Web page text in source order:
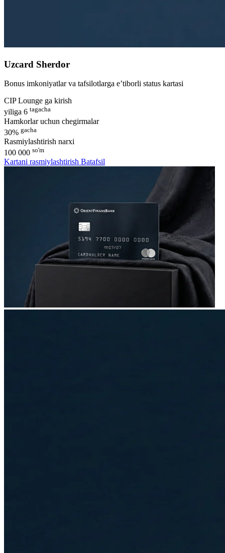
Uzcard Sherdor
Bonus imkoniyatlar va tafsilotlarga e’tiborli status kartasi
CIP Lounge ga kirish
yiliga 6 tagacha
Hamkorlar uchun chegirmalar
30% gacha
Rasmiylashtirish narxi
100 000 so'm
Kartani rasmiylashtirish Batafsil